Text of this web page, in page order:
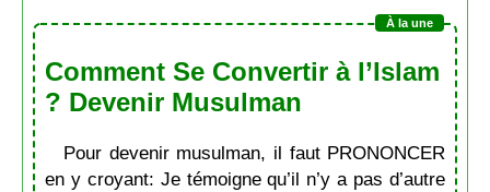
Comment Se Convertir à l’Islam
? Devenir Musulman
Pour devenir musulman, il faut PRONONCER
en y croyant: Je témoigne qu’il n’y a pas d’autre